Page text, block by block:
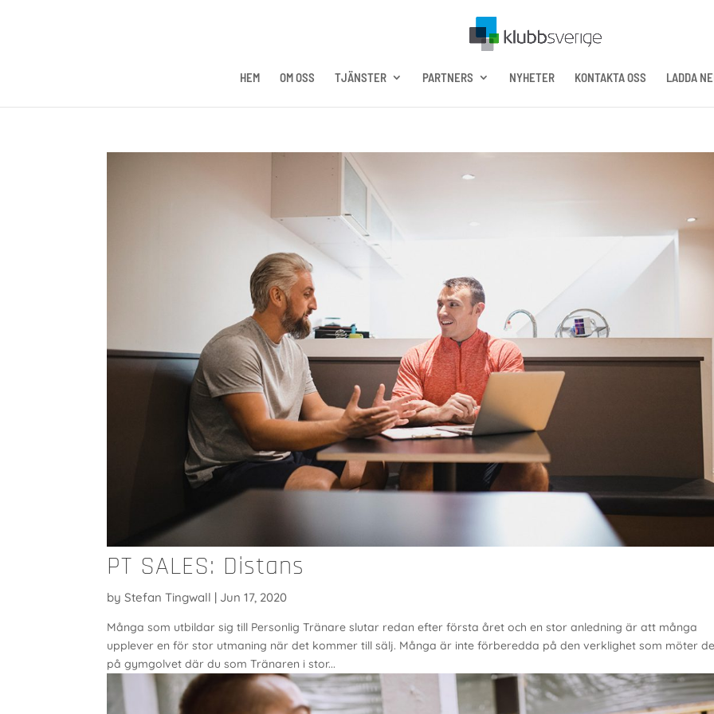
HEM OM OSS TJÄNSTER PARTNERS NYHETER KONTAKTA OSS LADDA
PT SALES: Distans
byStefan Tingwall | Jun 17, 2020
Många som utbildar sig till Personlig Tränare slutar redan efter första året och en stor anledning är att många
upplever en för stor utmaning när det kommer till sälj. Många är inte förberedda på den verklighet som möter
på gymgolvet där du som Tränaren i stor...